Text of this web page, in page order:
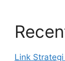
Link Strategi